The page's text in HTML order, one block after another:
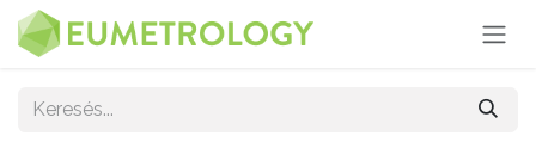
Kihagyás és továbblépés a tartalomhoz